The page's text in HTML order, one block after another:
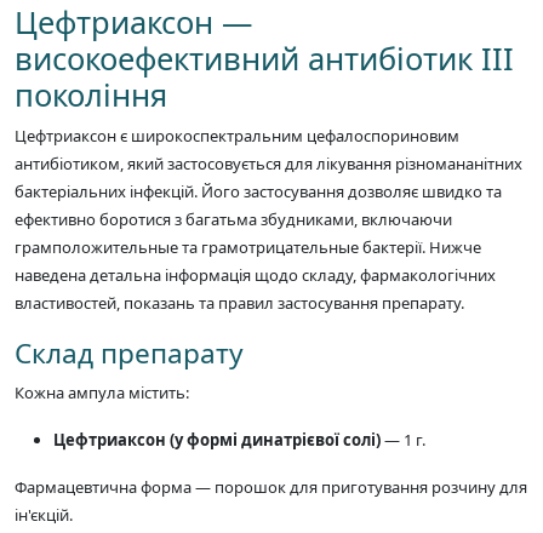
Цефтриаксон —
високоефективний антибіотик III
покоління
Цефтриаксон є широкоспектральним цефалоспориновим
антибіотиком, який застосовується для лікування різномананітних
бактеріальних інфекцій. Його застосування дозволяє швидко та
ефективно боротися з багатьма збудниками, включаючи
грамположительные та грамотрицательные бактерії. Нижче
наведена детальна інформація щодо складу, фармакологічних
властивостей, показань та правил застосування препарату.
Склад препарату
Кожна ампула містить:
Цефтриаксон (у формі динатрієвої солі)— 1 г.
Фармацевтична форма — порошок для приготування розчину для
ін'єкцій.